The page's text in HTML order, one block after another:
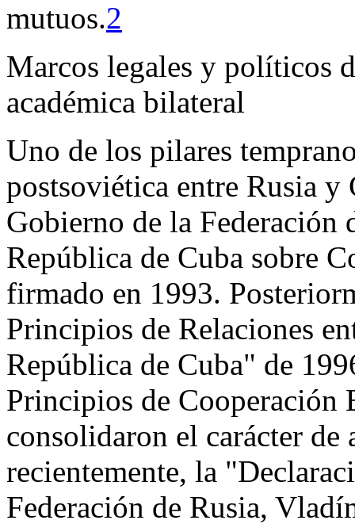
mutuos.2
Marcos legales y políticos
académica bilateral
Uno de los pilares
postsoviética entre Rusia
Gobierno de la Federación
República de Cuba sobre
firmado en 1993.
Principios de Relaciones
República de Cuba" de
Principios de Cooperación
consolidaron el carácter
recientemente, la
Federación de Rusia,